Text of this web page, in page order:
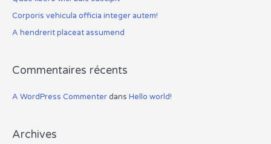
e
rCorporis vehicula officia integer autem!
A hendrerit placeat assumend
Commentaires récents
A WordPress Commenterdans Hello world!
Archives